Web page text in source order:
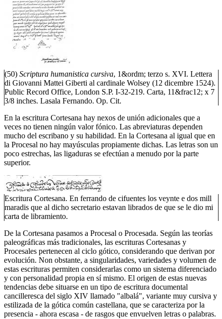
(50) Scriptura humanistica cursiva, 1&ordm; terzo s. XVI. Lettera
di Giovanni Mattei Giberti al cardinale Wolsey (12 dicembre 1524).
Public Record Office, London S.P. I-32-219. Carta, 11&frac12; x 7
3/8 inches. Lasala Fernando. Op. Cit.
En la escritura Cortesana hay nexos de unión adicionales que a
veces no tienen ningún valor fónico. Las abreviaturas dependen
mucho del escribano y su habilidad. En la Cortesana al igual que en
la Procesal no hay mayúsculas propiamente dichas. Las letras son un
poco estrechas, las ligaduras se efectúan a menudo por la parte
superior.
Escritura Cortesana. En ferrando de cifuentes los veynte e dos mill
maradis que al dicho secretario estavan librados de que se le dio mi
carta de libramiento.
De la Cortesana pasamos a Procesal o Procesada. Según las teorías
paleográficas más tradicionales, las escrituras Cortesanas y
Procesales pertenecen al ciclo gótico, considerando que derivan por
evolución. Non obstante, a singularidades, variedades y volumen de
estas escrituras permiten considerarlas como un sistema diferenciado
y con personalidad propia en sí mismo. El origen de estas nuevas
tendencias debe situarse en un tipo de escritura documental
cancilleresca del siglo XIV llamado "albalá", variante muy cursiva y
estilizada de la gótica común castellana, que se caracteriza por la
presencia - ahora escasa - de rasgos que envuelven letras o palabras.